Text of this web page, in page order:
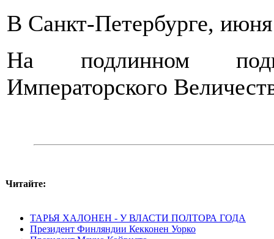
В Санкт-Петербурге,
На подлинном
Императорского
Читайте:
ТАРЬЯ ХАЛОНЕН - У ВЛАСТИ ПОЛТОРА ГОДА
Президент Финляндии Кекконен Уорко